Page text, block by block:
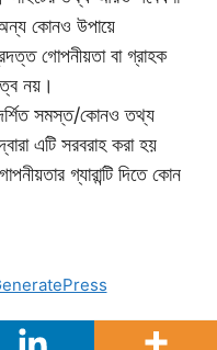
অন্য কোনও উপায়ে
গোপনীয়তা বা গ্রাহক
নয়।
সমস্ত/কোনও তথ্য
এটি সরবরাহ করা হয়
গ্যারান্টি দিতে কোন